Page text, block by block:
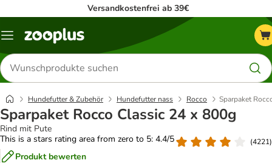
Versandkostenfrei ab 39€
Menü
Produkte
suchen
Hundefutter & Zubehör Hundefutter nass Rocco Sparpaket
Sparpaket Rocco Classic 24 x 800g
Rind mit Pute
This is a stars rating area from zero to 5: 4.4/5
(4221)
Produkt bewerten